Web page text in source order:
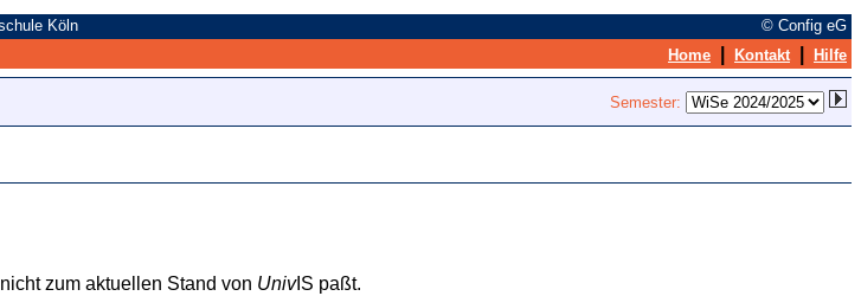
Köln
© Config eG
Home Kontakt Hilfe
Semester:
zum aktuellen Stand von UnivIS paßt.